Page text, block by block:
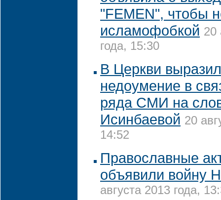
"FEMEN", чтобы
исламофобкой 20
года, 15:30
В Церкви
недоумение в
ряда СМИ на
Исинбаевой 20
14:52
Православные
объявили войну
августа 2013 года,